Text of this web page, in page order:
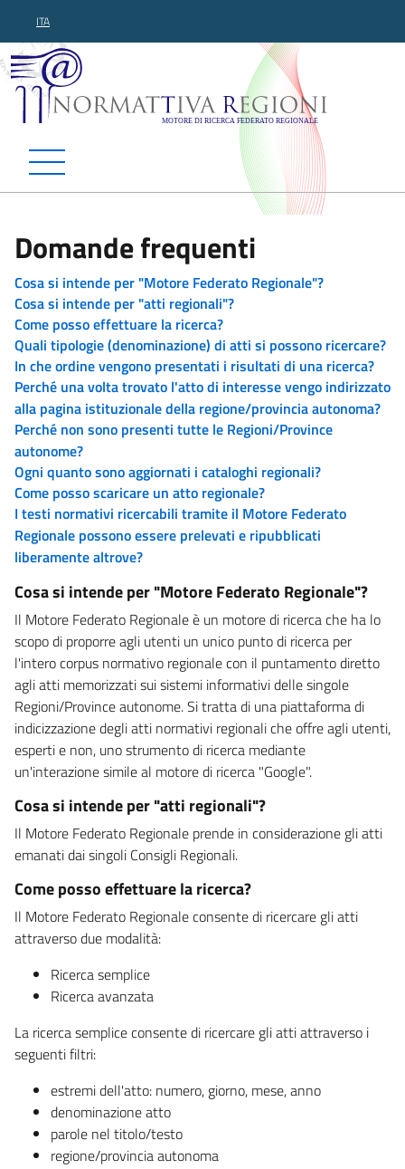
ITA
Normattiva Regioni -
Domande frequenti
Cosa si intende per "Motore Federato Regionale"?
Cosa si intende per "atti regionali"?
Come posso effettuare la ricerca?
Quali tipologie (denominazione) di atti si possono ricercare?
In che ordine vengono presentati i risultati di una ricerca?
Perché una volta trovato l'atto di interesse vengo indirizzato
alla pagina istituzionale della regione/provincia autonoma?
Perché non sono presenti tutte le Regioni/Province
autonome?
Ogni quanto sono aggiornati i cataloghi regionali?
Come posso scaricare un atto regionale?
I testi normativi ricercabili tramite il Motore Federato
Regionale possono essere prelevati e ripubblicati
liberamente altrove?
Cosa si intende per "Motore Federato Regionale"?
Il Motore Federato Regionale è un motore di ricerca che ha lo
scopo di proporre agli utenti un unico punto di ricerca per
l'intero corpus normativo regionale con il puntamento diretto
agli atti memorizzati sui sistemi informativi delle singole
Regioni/Province autonome. Si tratta di una piattaforma di
indicizzazione degli atti normativi regionali che offre agli utenti,
esperti e non, uno strumento di ricerca mediante
un'interazione simile al motore di ricerca "Google".
Cosa si intende per "atti regionali"?
Il Motore Federato Regionale prende in considerazione gli atti
emanati dai singoli Consigli Regionali.
Come posso effettuare la ricerca?
Il Motore Federato Regionale consente di ricercare gli atti
attraverso due modalità:
Ricerca semplice
Ricerca avanzata
La ricerca semplice consente di ricercare gli atti attraverso i
seguenti filtri:
estremi dell'atto: numero, giorno, mese, anno
denominazione atto
parole nel titolo/testo
regione/provincia autonoma